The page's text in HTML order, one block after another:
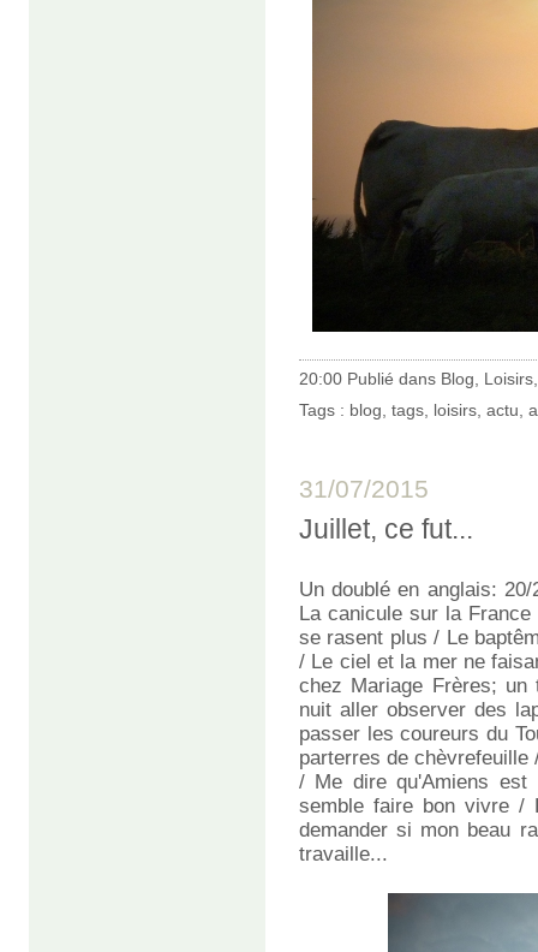
20:00 Publié dans Blog Loisirs
Tags : blog tags loisirs actu
31/07/2015
Juillet, ce fut...
Un doublé en anglais:
La canicule sur la
se rasent plus / Le
/ Le ciel et la mer ne
chez Mariage Frères;
nuit aller observer des
passer les coureurs du
parterres de
/ Me dire qu'Amiens
semble faire bon vivre /
demander si mon beau
travaille...